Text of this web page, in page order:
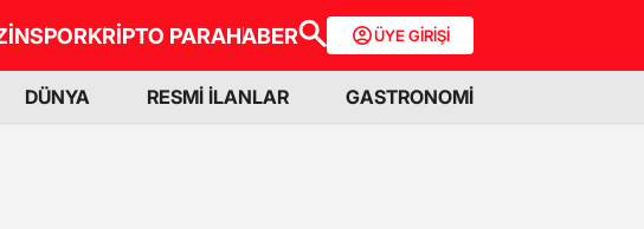
SPORKRİPTO PARAHABER ÜYE GİRİŞİ
DÜNYA RESMİ İLANLAR GASTRONOMİ